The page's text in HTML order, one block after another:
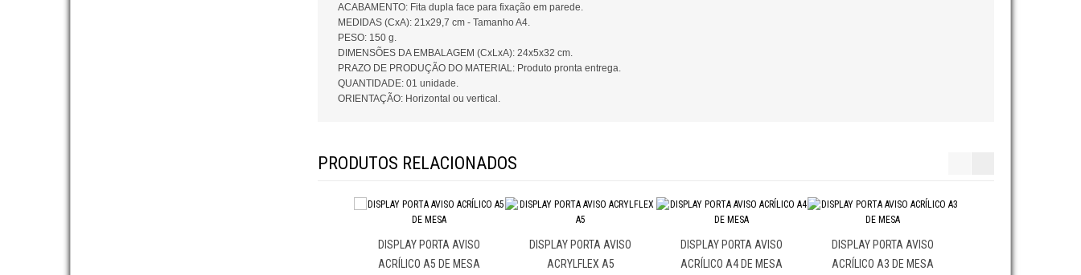
ACABAMENTO: Fita dupla face para fixação em parede.
MEDIDAS (CxA): 21x29,7 cm - Tamanho A4.
PESO: 150 g.
DIMENSÕES DA EMBALAGEM (CxLxA): 24x5x32 cm.
PRAZO DE PRODUÇÃO DO MATERIAL: Produto pronta entrega.
QUANTIDADE: 01 unidade.
ORIENTAÇÃO: Horizontal ou vertical.
PRODUTOS RELACIONADOS
DISPLAY PORTA AVISO
ACRÍLICO A5 DE MESA
DISPLAY PORTA AVISO
ACRYLFLEX A5
DISPLAY PORTA AVISO
ACRÍLICO A4 DE MESA
DISPLAY PORTA AVISO
ACRÍLICO A3 DE MESA